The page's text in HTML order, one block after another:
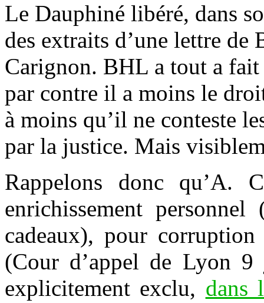
Le Dauphiné libéré, dans
des extraits d’une lettre
Carignon. BHL a tout a
par contre il a moins le
à moins qu’il ne conteste
par la justice. Mais
Rappelons donc qu’A.
enrichissement
cadeaux), pour
(Cour d’appel de Lyon
explicitement exclu, dans